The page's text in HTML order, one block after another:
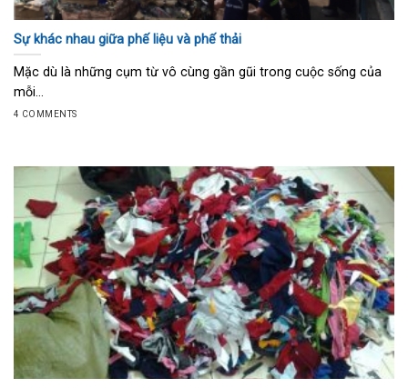
Sự khác nhau giữa phế liệu và phế thải
Mặc dù là những cụm từ vô cùng gần gũi trong cuộc sống của
mỗi...
4 COMMENTS